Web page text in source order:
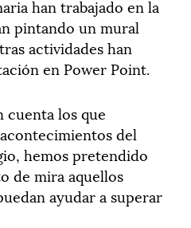
han trabajado en la
pintando un mural
actividades han
en Power Point.
cuenta los que
del
hemos pretendido
de mira aquellos
ayudar a superar